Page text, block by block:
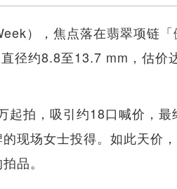
），焦点落在翡翠项链「
径约8.8至13.7 mm，估价
起拍，吸引约18口喊价，
现场女士投得。如此天价
品。